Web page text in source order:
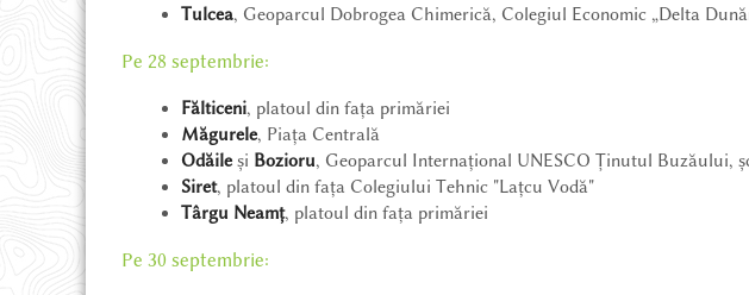
MAGAZIN ONLINE
CE POT SĂ VĂD
CUM AJUNG
Tulcea, Geoparcul Dobrogea Chimerică, Colegiul Economic „Delta
Pe 28 septembrie:
Fălticeni, platoul din fața primăriei
Măgurele, Piața Centrală
Odăile și Bozioru, Geoparcul Internațional UNESCO Ținutul Buzăului,
Siret, platoul din fața Colegiului Tehnic "Lațcu Vodă"
Târgu Neamț, platoul din fața primăriei
Pe 30 septembrie: